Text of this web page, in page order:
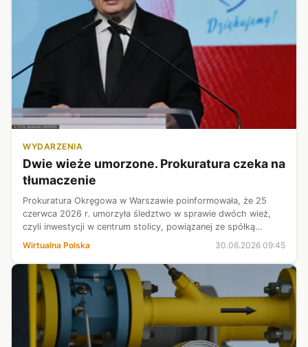
WYDARZENIA
Dwie wieże umorzone. Prokuratura czeka na
tłumaczenie
Prokuratura Okręgowa w Warszawie poinformowała, że 25
czerwca 2026 r. umorzyła śledztwo w sprawie dwóch wież,
czyli inwestycji w centrum stolicy, powiązanej ze spółką
Srebrna. Szczegółowe podstawy decyzji nie zostaną na razie
Wirtualna Polska 30.06.2026 09:45